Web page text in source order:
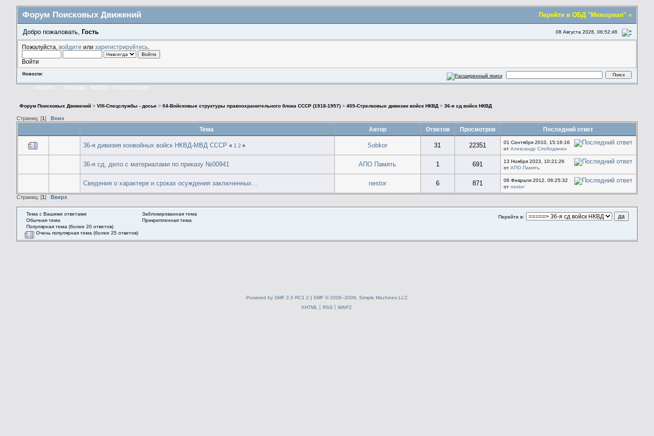
Перейти в ОБД "Мемориал" »
Форум Поисковых Движений
08 Августа 2026, 06:52:46
Добро пожаловать, Гость
Пожалуйста, войдите или зарегистрируйтесь.
Войти
Новости:
НАЧАЛО ПОМОЩЬ ВОЙТИ РЕГИСТРАЦИЯ
Форум Поисковых Движений >VIII-Спецслужбы - досье >04-Войсковые структуры правоохранительного блока СССР (1918-1957) >405-Стрелковые дивизии войск НКВД >36-я сд войск НКВД
Страниц: [1 ] Вниз
Тема Автор Ответов Просмотров Последний ответ
36-я дивизия конвойных войск НКВД-МВД СССР « 1 2 » Sobkor 31 22351
01 Сентября 2010, 15:16:16
отАлександр Слободянюк
36-я сд, дело с материалами по приказу №00941 АПО Память 1 691
13 Ноября 2023, 10:21:26
отАПО Память
Сведения о характере и сроках осуждения заключенных... nestor 6 871
06 Февраля 2012, 06:25:32
отnestor
Страниц: [1 ] Вверх
Перейти в:
Тема с Вашими ответами
Обычная тема
Популярная тема (более 20 ответов)
Очень популярная тема (более 25 ответов)
Заблокированная тема
Прикрепленная тема
Powered by SMF 2.0 RC1.2
SMF © 2006–2009, Simple Machines LLC
XHTML
RSS WAP2